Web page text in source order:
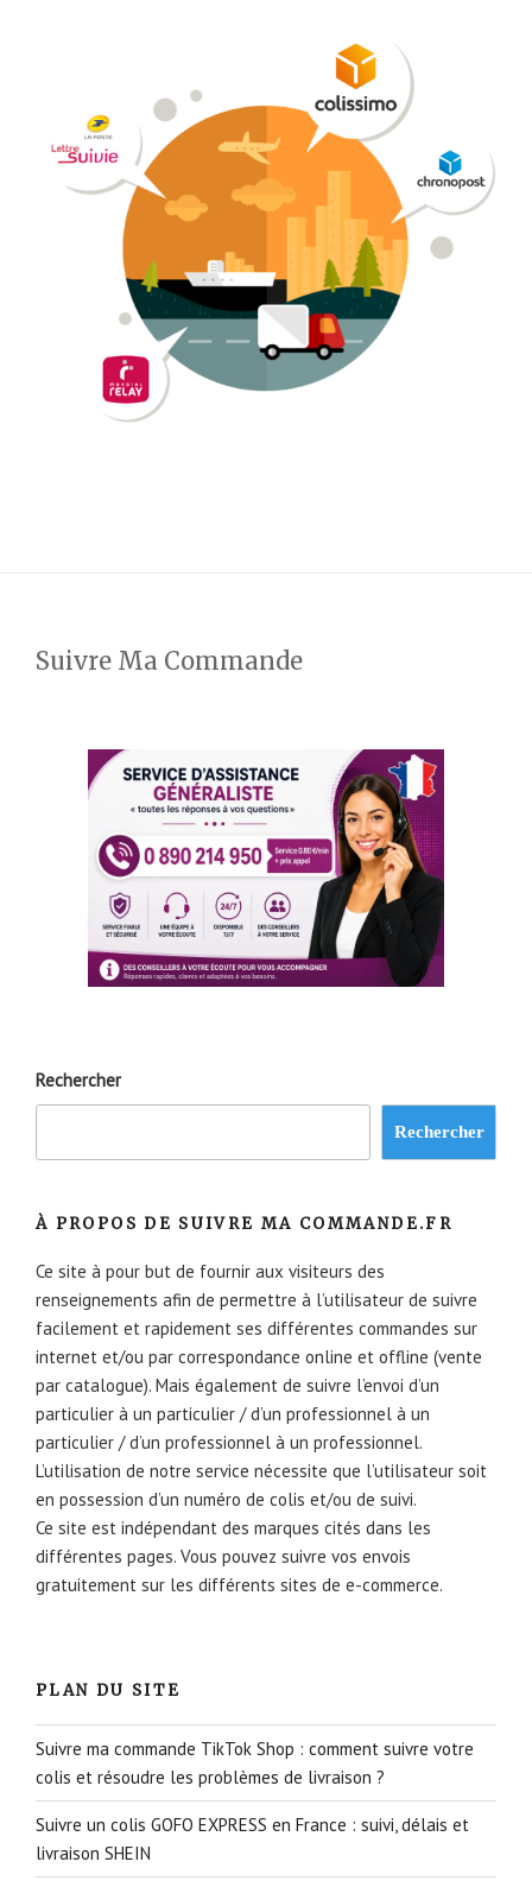
Suivre Ma Commande
Rechercher
Rechercher
À PROPOS DE SUIVRE MA COMMANDE.FR
Ce site à pour but de fournir aux visiteurs des
renseignements afin de permettre à l’utilisateur de suivre
facilement et rapidement ses différentes commandes sur
internet et/ou par correspondance online et offline (vente
par catalogue). Mais également de suivre l’envoi d’un
particulier à un particulier / d’un professionnel à un
particulier / d’un professionnel à un professionnel.
L’utilisation de notre service nécessite que l’utilisateur soit
en possession d’un numéro de colis et/ou de suivi.
Ce site est indépendant des marques cités dans les
différentes pages. Vous pouvez suivre vos envois
gratuitement sur les différents sites de e-commerce.
PLAN DU SITE
Suivre ma commande TikTok Shop : comment suivre votre
colis et résoudre les problèmes de livraison ?
Suivre un colis GOFO EXPRESS en France : suivi, délais et
livraison SHEIN